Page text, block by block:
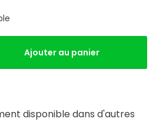
Ajouter au panier
disponible dans d'autres